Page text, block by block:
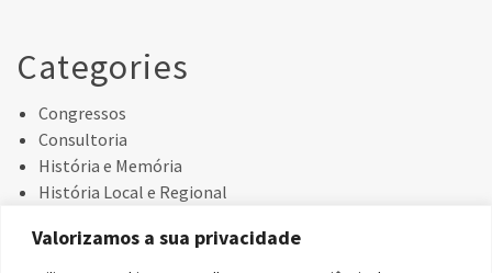
Valorizamos a sua privacidade
Categories
Congressos
Consultoria
História e Memória
História Local e Regional
Livros